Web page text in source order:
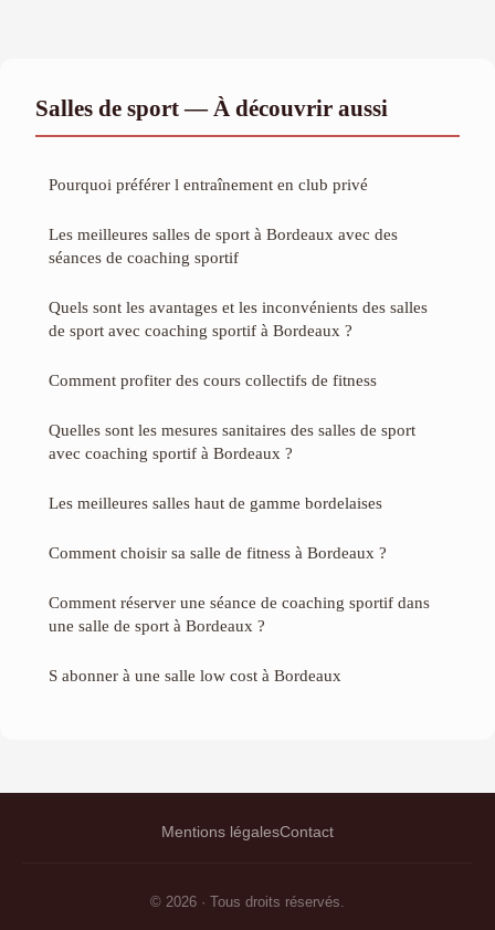
Salles de sport — À découvrir aussi
Pourquoi préférer l entraînement en club privé
Les meilleures salles de sport à Bordeaux avec des
séances de coaching sportif
Quels sont les avantages et les inconvénients des salles
de sport avec coaching sportif à Bordeaux ?
Comment profiter des cours collectifs de fitness
Quelles sont les mesures sanitaires des salles de sport
avec coaching sportif à Bordeaux ?
Les meilleures salles haut de gamme bordelaises
Comment choisir sa salle de fitness à Bordeaux ?
Comment réserver une séance de coaching sportif dans
une salle de sport à Bordeaux ?
S abonner à une salle low cost à Bordeaux
Mentions légalesContact
© 2026 · Tous droits réservés.